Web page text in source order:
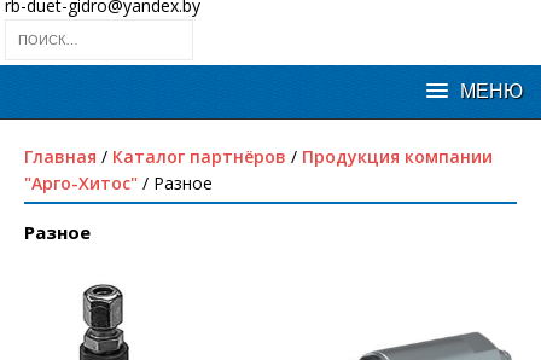
rb-duet-gidro@yandex.by
Главная / Каталог партнёров / Продукция компании
"Арго-Хитос" / Разное
Разное